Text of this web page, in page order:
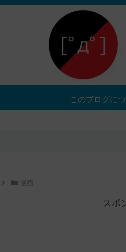
このブログに
漫画
スポ